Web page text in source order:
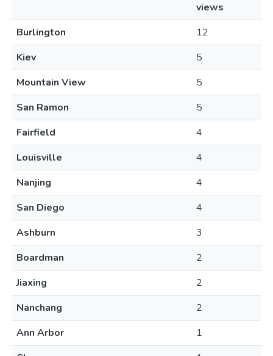
views
Burlington
12
Kiev
5
Mountain View
5
San Ramon
5
Fairfield
4
Louisville
4
Nanjing
4
San Diego
4
Ashburn
3
Boardman
2
Jiaxing
2
Nanchang
2
Ann Arbor
1